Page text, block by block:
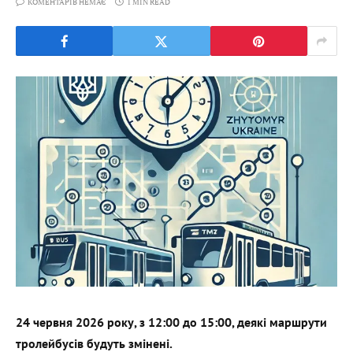
КОМЕНТАРІВ НЕМАЄ 1 MIN READ
24 червня 2026 року, з 12:00 до 15:00, деякі маршрути
тролейбусів будуть змінені.